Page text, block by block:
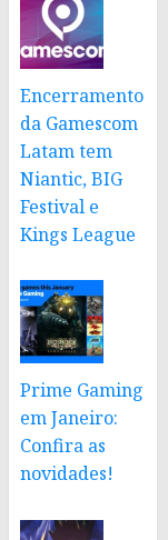
Encerramento
da Gamescom
Latam tem
Niantic, BIG
Festival e
Kings League
Prime Gaming
em Janeiro:
Confira as
novidades!